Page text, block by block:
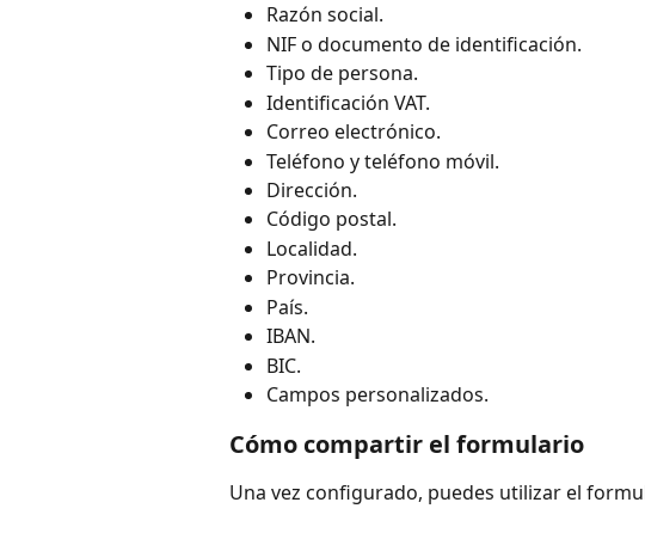
Razón social.
NIF o documento de identificación.
Tipo de persona.
Identificación VAT.
Correo electrónico.
Teléfono y teléfono móvil.
Dirección.
Código postal.
Localidad.
Provincia.
País.
IBAN.
BIC.
Campos personalizados.
Cómo compartir el formulario
Una vez configurado, puedes utilizar el